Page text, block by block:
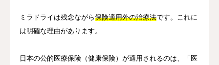
ミラドライは残念ながら保険適用外の治療法です。これに
は明確な理由があります。
日本の公的医療保険（健康保険）が適用されるのは、「医